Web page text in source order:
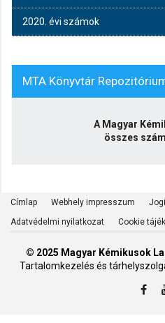
2020. évi számok
MTA Könyvtár
A Magyar
összes
Címlap Webhely impresszum
Adatvédelmi nyilatkozat
Cookie
© 2025 Magyar Kémikusok
Tartalomkezelés és